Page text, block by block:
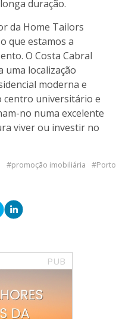
duração.
da Home Tailors
que estamos a
O Costa Cabral
uma localização
moderna e
centro universitário e
no numa excelente
viver ou investir no
promoção imobiliária Porto
PUB